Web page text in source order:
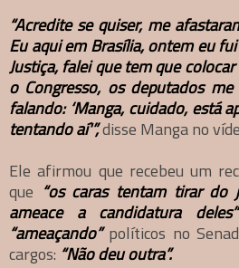
“Acredite se quiser, me
Eu aqui em Brasília, ontem eu
Justiça, falei que tem que
o Congresso, os deputados
falando: ‘Manga, cuidado, está
tentando aí'”,disse Manga no
Ele afirmou que recebeu um
que “os caras tentam tirar do
ameace a candidatura
“ameaçando”políticos no
cargos: “Não deu outra”.